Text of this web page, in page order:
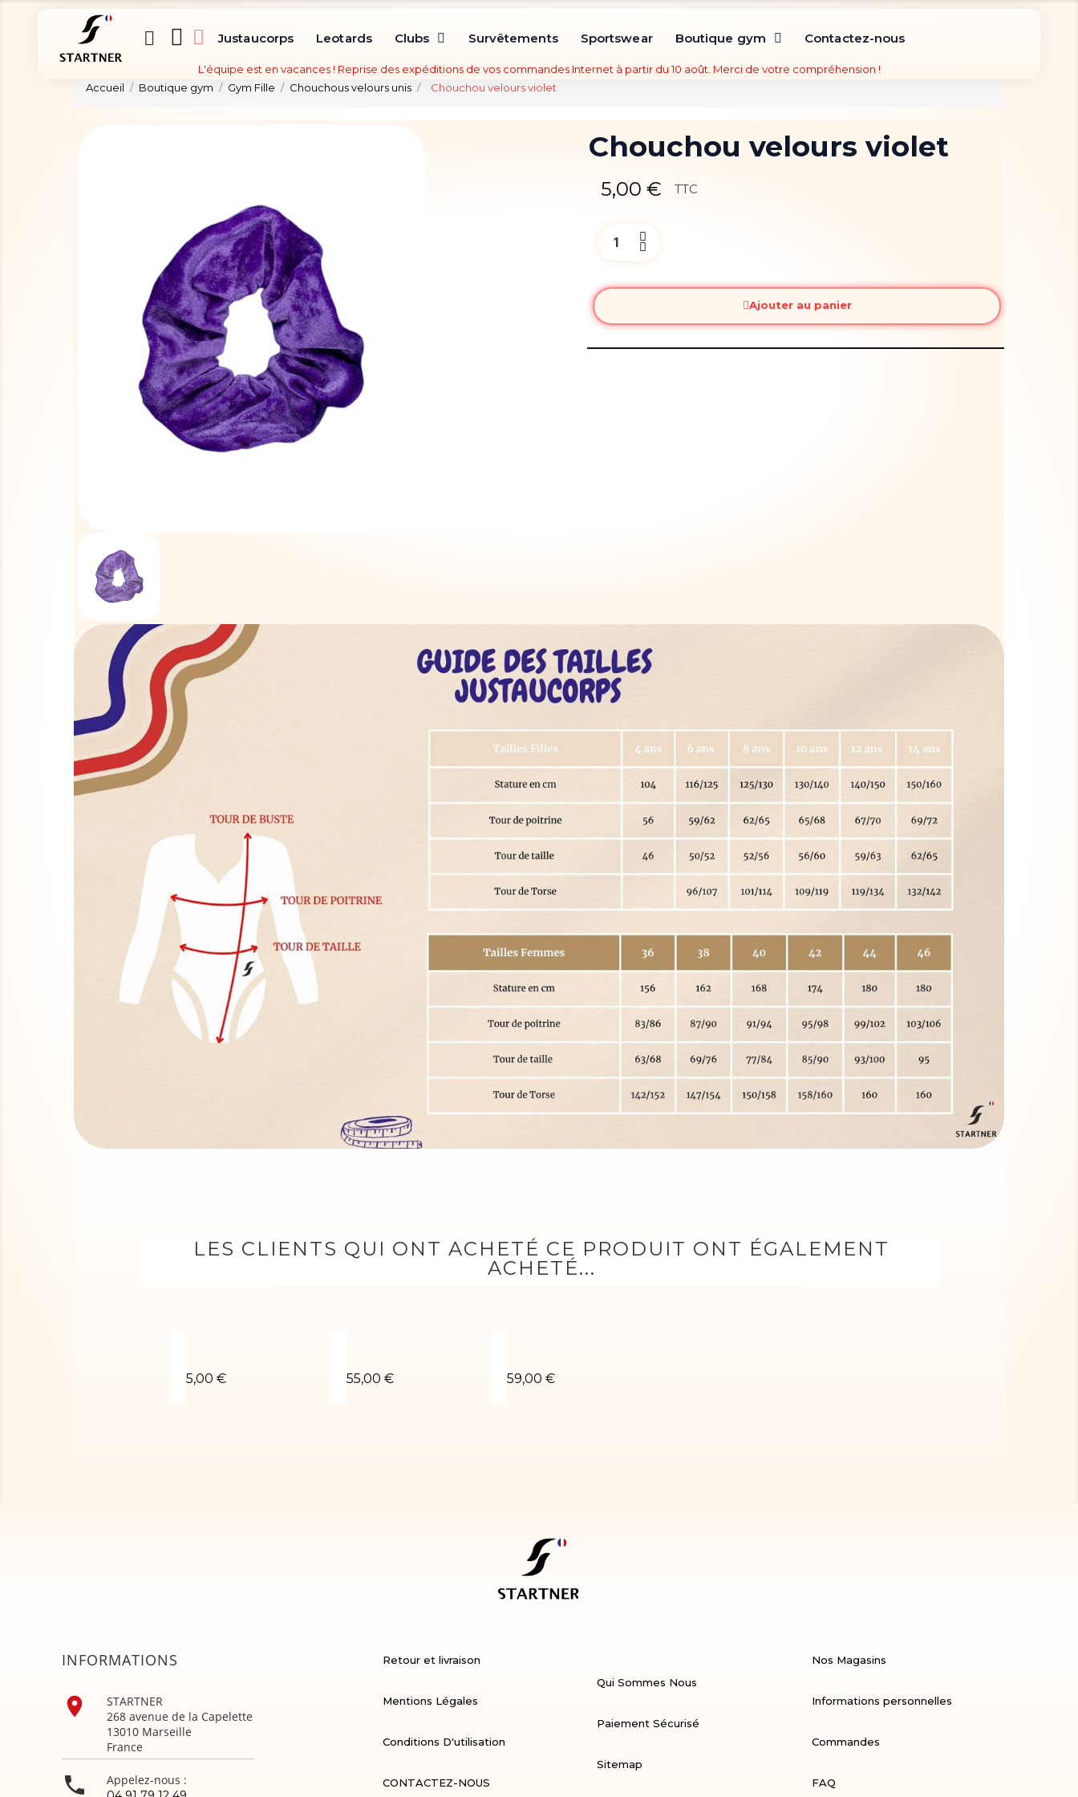
Justaucorps Leotards Clubs Survêtements Sportswear Boutique gym Contactez-nous
L'équipe est en vacances ! Reprise des expéditions de vos commandes Internet à partir du 10 août. Merci de votre compréhension !
Accueil
Boutique gym Gym Fille Chouchous velours unis Chouchou velours violet
Chouchou velours violet
5,00 € TTC
Ajouter au panier
LES CLIENTS QUI ONT ACHETÉ CE PRODUIT ONT ÉGALEMENT
ACHETÉ...
5,00 € 55,00 € 59,00 €
INFORMATIONS

STARTNER
268 avenue de la Capelette
13010 Marseille
France
 Appelez-nous :
Retour et livraison
Mentions Légales
Conditions D'utilisation
CONTACTEZ-NOUS
Qui Sommes Nous
Paiement Sécurisé
Sitemap
Nos Magasins
Informations personnelles
Commandes
FAQ